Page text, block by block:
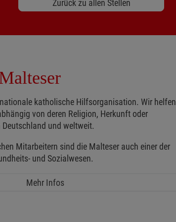
Zurück zu allen Stellen
katholische Hilfsorganisation. Wir helfen
von deren Religion, Herkunft oder
und weltweit.
Mitarbeitern sind die Malteser auch einer der
und Sozialwesen.
Mehr Infos